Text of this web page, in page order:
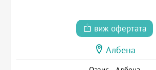
виж офертата
Албена